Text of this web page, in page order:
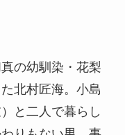
の幼馴染・花梨
北村匠海。小島
と二人で暮らし